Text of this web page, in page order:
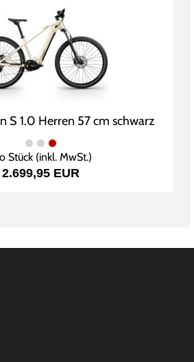
S 1.0 Herren 57 cm schwarz
Stück (inkl. MwSt.)
2.699,95 EUR